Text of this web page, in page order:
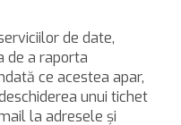
de date,
de a raporta
ce acestea apar,
unui tichet
la adresele şi